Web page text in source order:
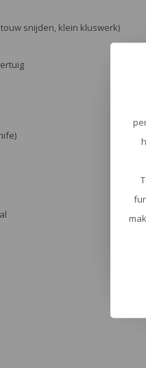
snijden, klein kluswerk)